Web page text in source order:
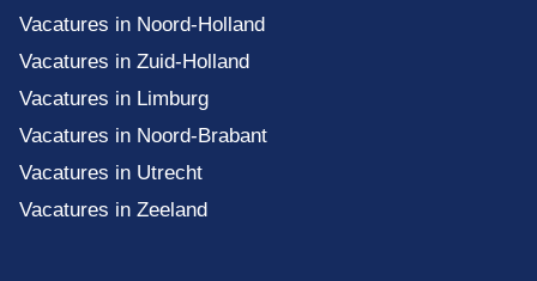
Vacatures in Noord-Holland
Vacatures in Zuid-Holland
Vacatures in Limburg
Vacatures in Noord-Brabant
Vacatures in Utrecht
Vacatures in Zeeland